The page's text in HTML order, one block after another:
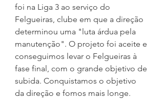
foi na Liga 3 ao serviço do
Felgueiras, clube em que a direção
determinou uma "luta árdua pela
manutenção". O projeto foi aceite e
conseguimos levar o Felgueiras à
fase final, com o grande objetivo de
subida. Conquistamos o objetivo
da direção e fomos mais longe.